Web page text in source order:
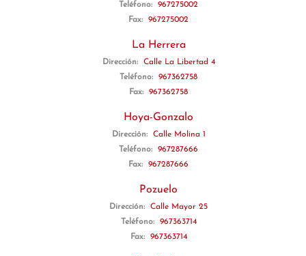
Teléfono:
967275002
Fax:
967275002
La Herrera
Dirección:
Calle La Libertad 4
Teléfono:
967362758
Fax:
967362758
Hoya-Gonzalo
Dirección:
Calle Molina 1
Teléfono:
967287666
Fax:
967287666
Pozuelo
Dirección:
Calle Mayor 25
Teléfono:
967363714
Fax:
967363714